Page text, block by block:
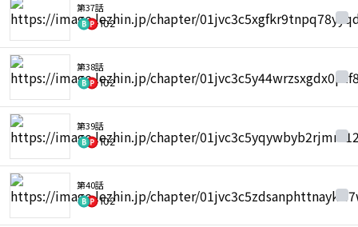
第37話
102
第38話
102
第39話
102
第40話
102